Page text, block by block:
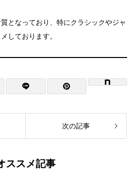
となっており、特にクラシックやジャ
しております。
次の記事
ススメ記事